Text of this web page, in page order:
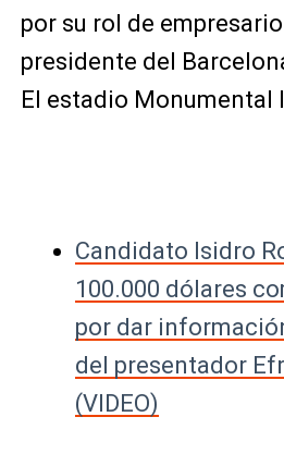
por su rol de
presidente del
El estadio Monumental
Candidato Isidro
100.000 dólares
por dar
del presentador
(VIDEO)